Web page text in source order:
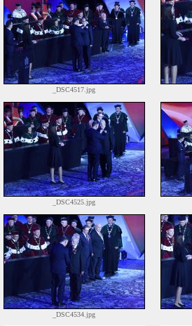
_DSC4517.jpg
_DSC4525.jpg
_DSC4534.jpg